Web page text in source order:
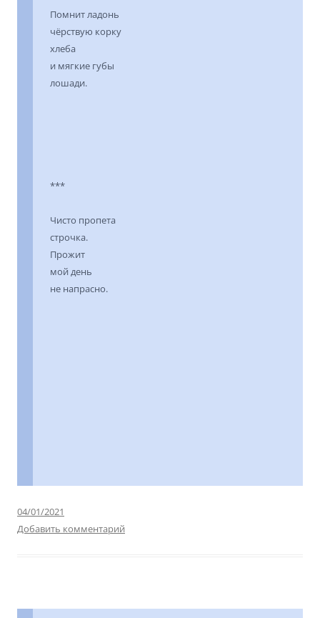
Помнит ладонь
чёрствую корку
хлеба
и мягкие губы
лошади.
***
Чисто пропета
строчка.
Прожит
мой день
не напрасно.
04/01/2021
Добавить комментарий